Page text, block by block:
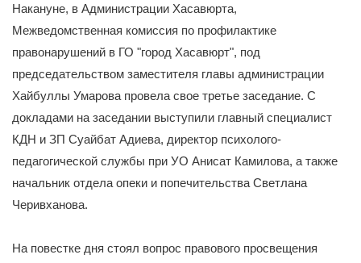
Накануне, в Администрации Хасавюрта,
Межведомственная комиссия по профилактике
правонарушений в ГО "город Хасавюрт", под
председательством заместителя главы администрации
Хайбуллы Умарова провела свое третье заседание. С
докладами на заседании выступили главный специалист
КДН и ЗП Суайбат Адиева, директор психолого-
педагогической службы при УО Анисат Камилова, а также
начальник отдела опеки и попечительства Светлана
Черивханова.
На повестке дня стоял вопрос правового просвещения